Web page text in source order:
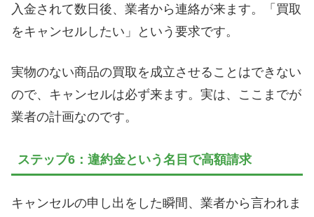
入金されて数日後、業者から連絡が来ます。「買取
をキャンセルしたい」という要求です。
実物のない商品の買取を成立させることはできない
ので、キャンセルは必ず来ます。実は、ここまでが
業者の計画なのです。
ステップ6：違約金という名目で高額請求
キャンセルの申し出をした瞬間、業者から言われま